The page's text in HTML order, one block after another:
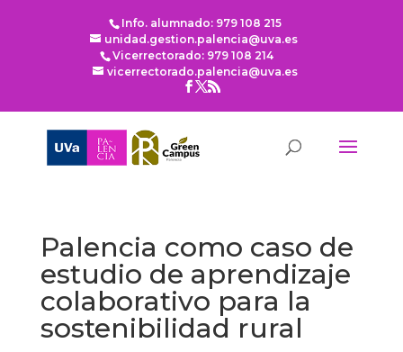
Info. alumnado: 979 108 215
unidad.gestion.palencia@uva.es
Vicerrectorado: 979 108 214
vicerrectorado.palencia@uva.es
Palencia como caso de
estudio de aprendizaje
colaborativo para la
sostenibilidad rural